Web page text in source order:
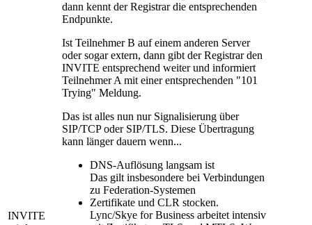
INVITE
dann kennt der Registrar die entsprechenden
Endpunkte.
Ist Teilnehmer B auf einem anderen Server
oder sogar extern, dann gibt der Registrar den
INVITE entsprechend weiter und informiert
Teilnehmer A mit einer entsprechenden "101
Trying" Meldung.
Das ist alles nun nur Signalisierung über
SIP/TCP oder SIP/TLS. Diese Übertragung
kann länger dauern wenn...
DNS-Auflösung langsam ist
Das gilt insbesondere bei Verbindungen
zu Federation-Systemen
Zertifikate und CLR stocken.
Lync/Skye for Business arbeitet intensiv